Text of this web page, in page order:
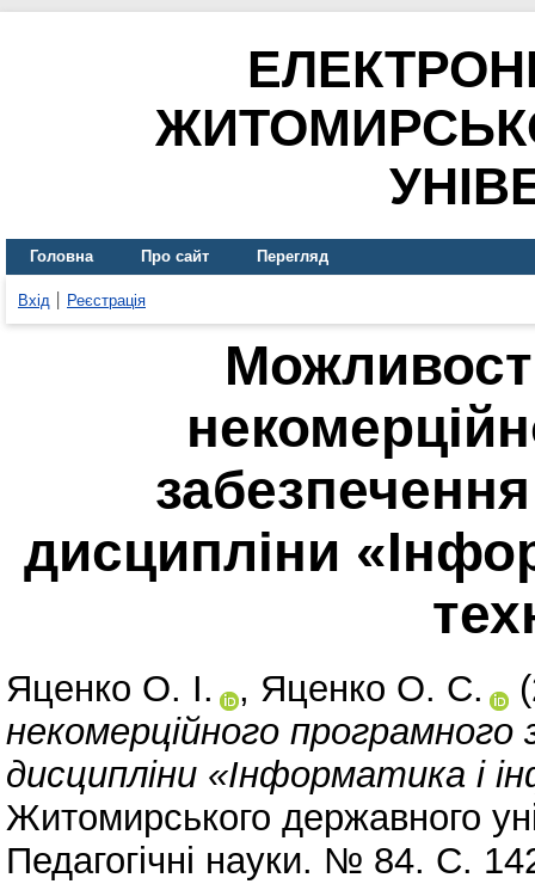
Головна Про сайт Перегляд
Вхід Реєстрація
дисципліни
Яценко О. І. , Яценко О. С.
некомерційного програмного
дисципліни «Інформатика і
Житомирського державного
Педагогічні науки. № 84. С.